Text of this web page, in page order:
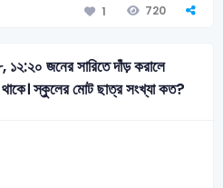
1 720
জনের সারিতে দাঁড় করালে
স্কুলের মোট ছাত্র সংখ্যা কত?